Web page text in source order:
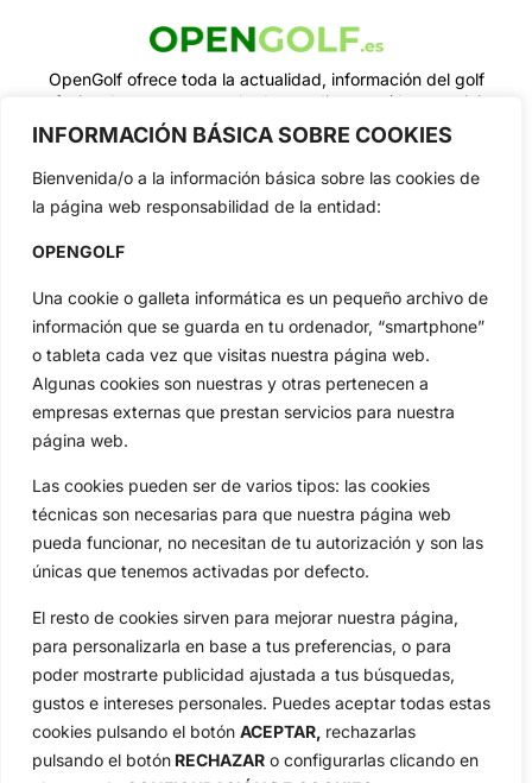
INFORMACIÓN BÁSICA SOBRE COOKIES
Bienvenida/o a la información básica sobre las cookies de
la página web responsabilidad de la entidad:
OPENGOLF
Una cookie o galleta informática es un pequeño archivo de
información que se guarda en tu ordenador, “smartphone”
o tableta cada vez que visitas nuestra página web.
Algunas cookies son nuestras y otras pertenecen a
empresas externas que prestan servicios para nuestra
página web.
Las cookies pueden ser de varios tipos: las cookies
técnicas son necesarias para que nuestra página web
pueda funcionar, no necesitan de tu autorización y son las
únicas que tenemos activadas por defecto.
El resto de cookies sirven para mejorar nuestra página,
para personalizarla en base a tus preferencias, o para
poder mostrarte publicidad ajustada a tus búsquedas,
gustos e intereses personales. Puedes aceptar todas estas
cookies pulsando el botón ACEPTAR, rechazarlas
pulsando el botón RECHAZAR o configurarlas clicando en
OpenGolf ofrece toda la actualidad, información del golf
profesional y amateur, resultados en directo, vídeos, noticias,
Jon Rahm, LIV Golf, PGA Tour, Ryder Cup, DP World Tour, LPGA
Tour...
Categorias
Inicio
Actualidad
Especiales
Jon Rahm
Vídeos
De Interés
Compañía
Aviso Legal
Política de Privacidad
Política de Cookies
Publicidad
Newsletters
Copyright © 2025 OpenGolf | Diseño por TecnoQuatre